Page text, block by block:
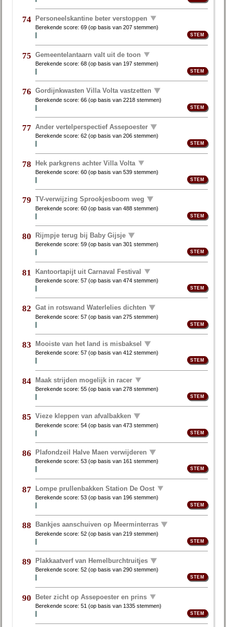
74 Personeelskantine beter verstoppen
Berekende score:69 (op basis van207 stemmen)
75 Gemeentelantaarn valt uit de toon
Berekende score:68 (op basis van 197 stemmen)
76 Gordijnkwasten Villa Volta vastzetten
Berekende score:66 (op basis van2218 stemmen)
77 Ander vertelperspectief Assepoester
Berekende score:62 (op basis van206 stemmen)
78 Hek parkgrens achter Villa Volta
Berekende score:60 (op basis van539 stemmen)
79 TV-verwijzing Sprookjesboom weg
Berekende score:60 (op basis van488 stemmen)
80 Rijmpje terug bij Baby Gijsje
Berekende score:59 (op basis van301 stemmen)
81 Kantoortapijt uit Carnaval Festival
Berekende score:57 (op basis van474 stemmen)
82 Gat in rotswand Waterlelies dichten
Berekende score:57 (op basis van275 stemmen)
83 Mooiste van het land is misbaksel
Berekende score:57 (op basis van412 stemmen)
84 Maak strijden mogelijk in racer
Berekende score:55 (op basis van278 stemmen)
85 Vieze kleppen van afvalbakken
Berekende score:54 (op basis van473 stemmen)
86 Plafondzeil Halve Maen verwijderen
Berekende score:53 (op basis van 161 stemmen)
87 Lompe prullenbakken Station De Oost
Berekende score:53 (op basis van 196 stemmen)
88 Bankjes aanschuiven op Meerminterras
Berekende score:52 (op basis van219 stemmen)
89 Plakkaatverf van Hemelburchtruitjes
Berekende score:52 (op basis van290 stemmen)
90 Beter zicht op Assepoester en prins
Berekende score:51 (op basis van 1335 stemmen)